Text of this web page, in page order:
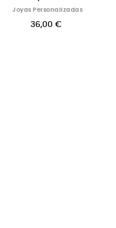
Joyas Personalizadas
36,00 €